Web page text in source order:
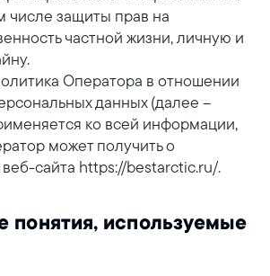
числе защиты прав на
частной жизни, личную и
Оператора в отношении
данных (далее –
ко всей информации,
может получить о
веб-сайта https://bestarctic.ru/.
понятия, используемые